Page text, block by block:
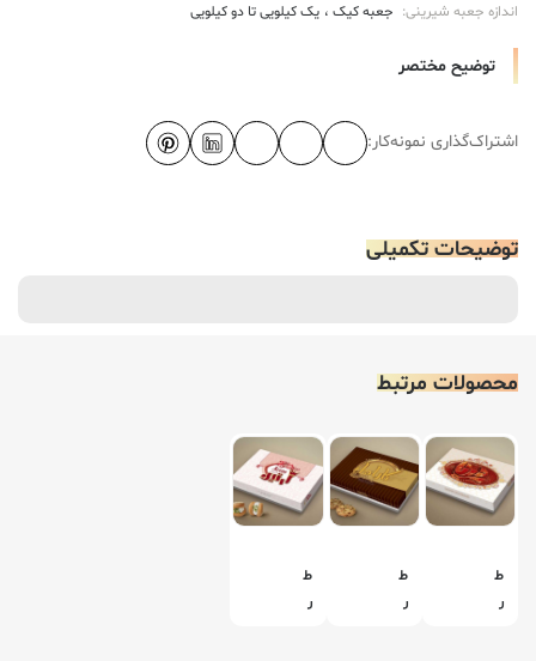
توضیح مختصر
اندازه جعبه شیرینی: جعبه کیک یک کیلویی تا دو کیلویی
اشتراک‌گذاری نمونه‌کار:
توضیحات تکمیلی
محصولات مرتبط
ط
ر
ط
ر
ط
ر